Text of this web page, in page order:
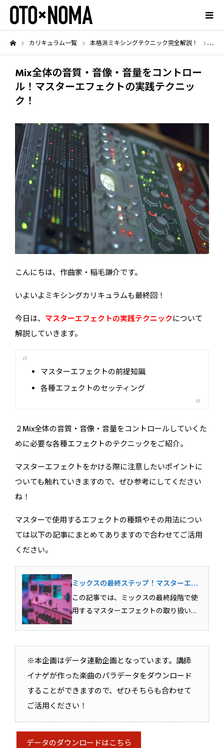
カリキュラム一覧 本格派ミキシングテクニック完全解説！ Mix
Mix全体の音質・音像・音量をコントロー
ル！マスターエフェクトの実践テクニッ
ク！
こんにちは、作曲家・稲毛謙介です。
いよいよミキシングカリキュラムも最終回！
今日は、 マスターエフェクトの実践テクニックについて
解説していきます。
マスターエフェクトの前提知識
各種エフェクトのセッティング
２Mix全体の音質・音像・音量をコントロールしていくた
めに必要な各種エフェクトのテクニックをご紹介。
マスターエフェクトをかける際に注意したいポイントに
ついても触れていきますので、ぜひ参考にしてください
ね！
マスターで使用するエフェクトの種類やその用法につい
ては以下の記事にまとめてありますので合わせてご活用
ください。
ミックスの最終ステップ！マスターエフ
ェクトの基本をマスターしよう！
この記事では、ミックスの最終段階で使
用するマスターエフェクトの取り扱いに
よりイメージに近いサウンドに仕上げる
ことができます。ぜひ参考...
※本企画はデータ連動企画となっています。講師
イナゲが作った楽曲のパラデータをダウンロード
することができますので、ぜひそちらも合わせて
ご活用ください！
データのダウンロードはこちら